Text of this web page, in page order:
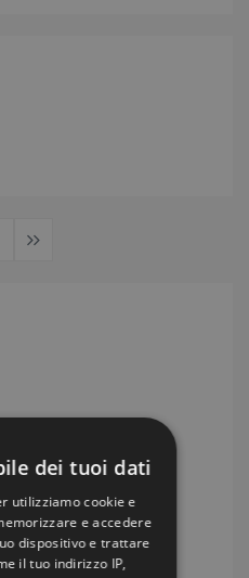
dei tuoi dati
utilizziamo cookie e
e accedere
dispositivo e trattare
il tuo indirizzo IP,